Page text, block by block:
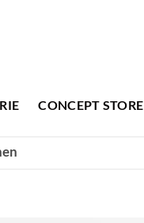
CONCEPT STORE